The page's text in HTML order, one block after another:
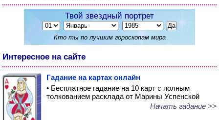
Твой звездный портрет
Кто ты по лучшим гороскопам мира
Интересное на сайте
Гадание на картах онлайн
• Бесплатное гадание на 10 карт с полным
толкованием расклада от Марины Успенской
Начать гадание >>